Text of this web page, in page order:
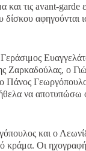
τις avant-garde
αφηγούνται
Γεράσιμος
Ζαρκαδούλας, ο
Πάνος
να
και ο
κράμα. Οι